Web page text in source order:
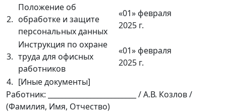
2.
Положение об
обработке и защите
персональных данных
«01» февраля
2025 г.
3.
Инструкция по охране
труда для офисных
работников
«01» февраля
2025 г.
4. [Иные документы]
Работник: _________________________ / А.В. Козлов /
(Фамилия, Имя, Отчество)